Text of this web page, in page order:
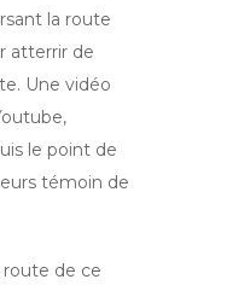
la route
atterrir de
Une vidéo
le point de
témoin de
de ce